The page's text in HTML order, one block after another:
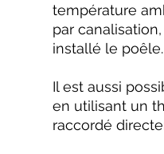
température
par
installé le poêle.
Il est aussi
en utilisant un
raccordé